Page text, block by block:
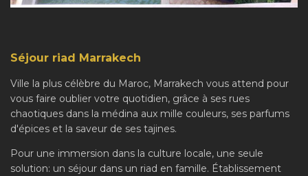
Séjour riad Marrakech
Ville la plus célèbre du Maroc, Marrakech vous attend pour
vous faire oublier votre quotidien, grâce à ses rues
chaotiques dans la médina aux mille couleurs, ses parfums
d'épices et la saveur de ses tajines.
Pour une immersion dans la culture locale, une seule
solution: un séjour dans un riad en famille. Établissement